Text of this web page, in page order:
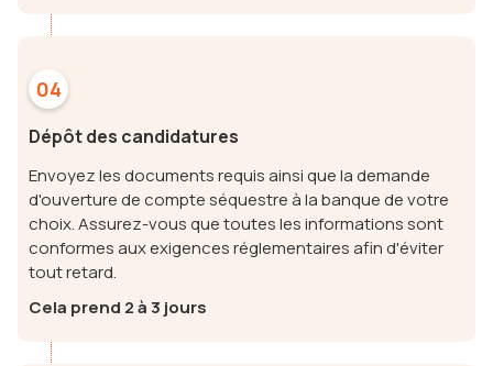
04
Dépôt des candidatures
Envoyez les documents requis ainsi que la demande
d'ouverture de compte séquestre à la banque de votre
choix. Assurez-vous que toutes les informations sont
conformes aux exigences réglementaires afin d'éviter
tout retard.
Cela prend 2 à 3 jours